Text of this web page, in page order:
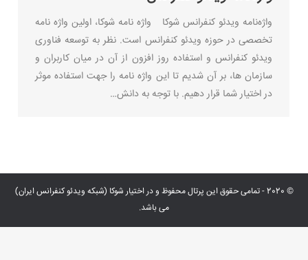
واژه‌نامه ویدئو کنفرانس شوکا واژه نامه شوکا، اولین واژه نامه
تخصصی در حوزه ویدئو کنفرانس است. نظر به توسعه فناوری
ویدئو کنفرانس و استفاده روز افزون از آن در میان کاربران و
سازمان ها، بر آن شدیم تا این واژه نامه را جهت استفاده موثر
در اختیار شما قرار دهیم. با توجه به دانش…
© 2020 - تمامی حقوق این پرتال محفوظ و در اختیار شوکا (شبکه ویدئو کنفرانس ایران)
می باشد.